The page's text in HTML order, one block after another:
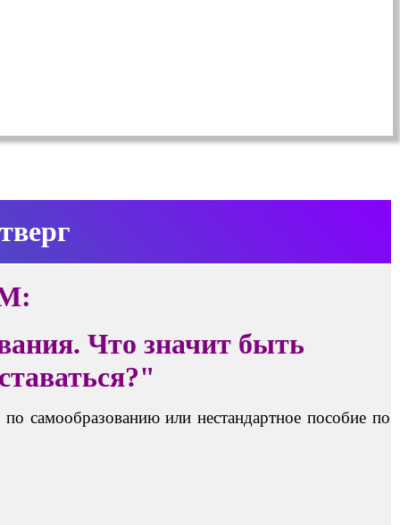
Что значит быть
самообразованию или нестандартное пособие по